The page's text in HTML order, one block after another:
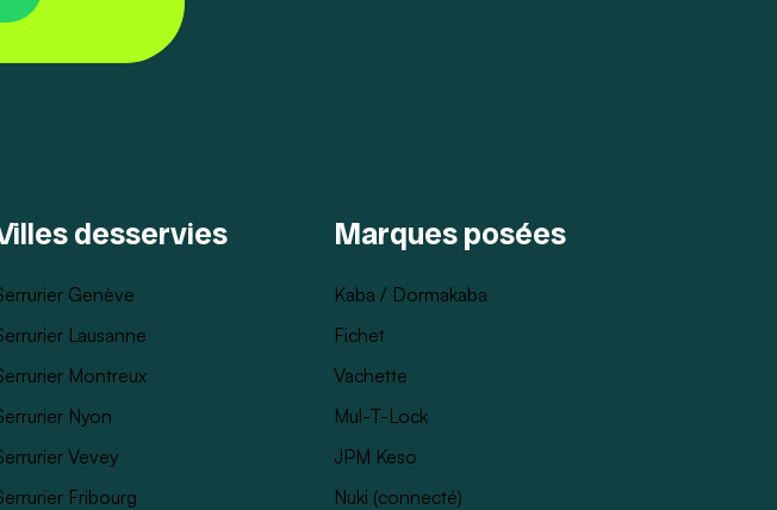
desservies
Genève
Lausanne
Montreux
Nyon
Vevey
Fribourg
Marques posées
Kaba / Dormakaba
Fichet
Vachette
Mul-T-Lock
JPM Keso
Nuki (connecté)